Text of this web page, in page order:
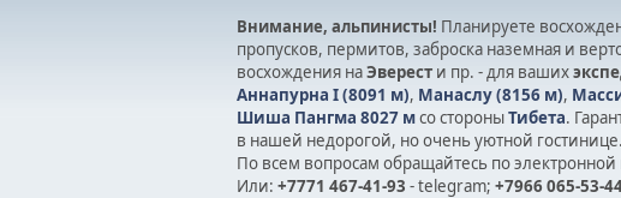
Внимание, альпинисты! Планируете
пропусков, пермитов, заброска наземная и
восхождения наЭверест и пр. - для ваших
Аннапурна I (8091 м), Манаслу (8156 м),
Шиша Пангма 8027 мсо стороныТибета.
в нашей недорогой, но очень уютной гостинице.
По всем вопросам обращайтесь по электронной
Или: +7771 467-41-93 - telegram; +7966 065-53-